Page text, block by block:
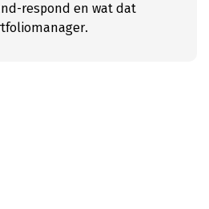
respond en wat dat